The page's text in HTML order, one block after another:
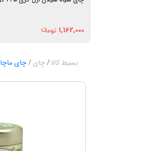
1,162,000
بسیط کالا چای چای ماچا